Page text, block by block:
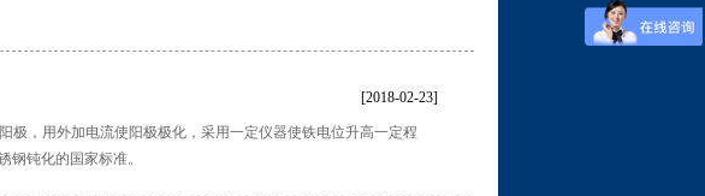
[2018-02-23]
极，用外加电流使阳极极化，采用一定仪器使铁电位升高一定程
钢钝化的国家标准。